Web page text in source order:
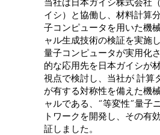
イシ）と協働し、材料計算
子コンピュータを用いた機
ャル生成技術の検証を実施
量子コンピュータが実用化
的な応用先を日本ガイシが
視点で検討し、当社が 計算
が有する対称性を備えた機
ャルである、“等変性”量子
トワークを開発し、その有
証しました。